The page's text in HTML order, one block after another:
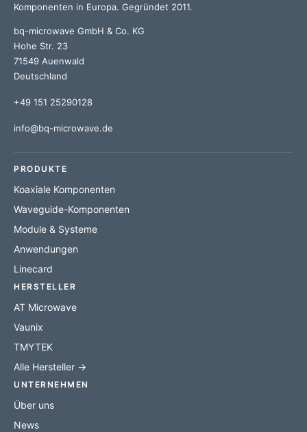
Komponenten in Europa. Gegründet 2011.
bq-microwave GmbH & Co. KG
Hohe Str. 23
71549 Auenwald
Deutschland
+49 151 25290128
info@bq-microwave.de
PRODUKTE
Koaxiale Komponenten
Waveguide-Komponenten
Module & Systeme
Anwendungen
Linecard
HERSTELLER
AT Microwave
Vaunix
TMYTEK
Alle Hersteller →
UNTERNEHMEN
Über uns
News